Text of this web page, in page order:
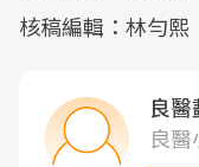
核稿編輯：林勻熙
良
良